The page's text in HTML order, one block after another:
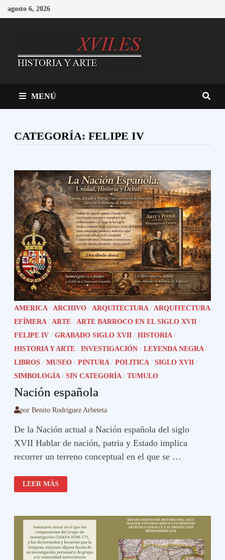
Saltar
al
agosto 6, 2026
MENÚ
CATEGORÍA:FELIPE IV
AMERICA / ARCHIVO / ARQUITECTURA / ARQUITECTURA
EFÍMERA / ARTE / ARTE BARROCO EN EL SIGLO XVII /
FELIPE IV /GRABADO SIGLO XVII /HISTORIA /
HISTORIA Y ARTE /INVESTIGACIÓN /LEYENDA NEGRA /
LIBROS /MUSEO /PINTURA /POLITICA /SIGLO XVII /
SIMBOLOGÍA /SIN CATEGORÍA /TUMULO
Nación española
porBenito Rodriguez Arbeteta
De la Nación actual a Nación española del siglo
XVII Hablar de nación, patria y Estado implica
recorrer un terreno conceptual en el que se …
NACIÓN
ESPAÑOLA
LEER MÁS